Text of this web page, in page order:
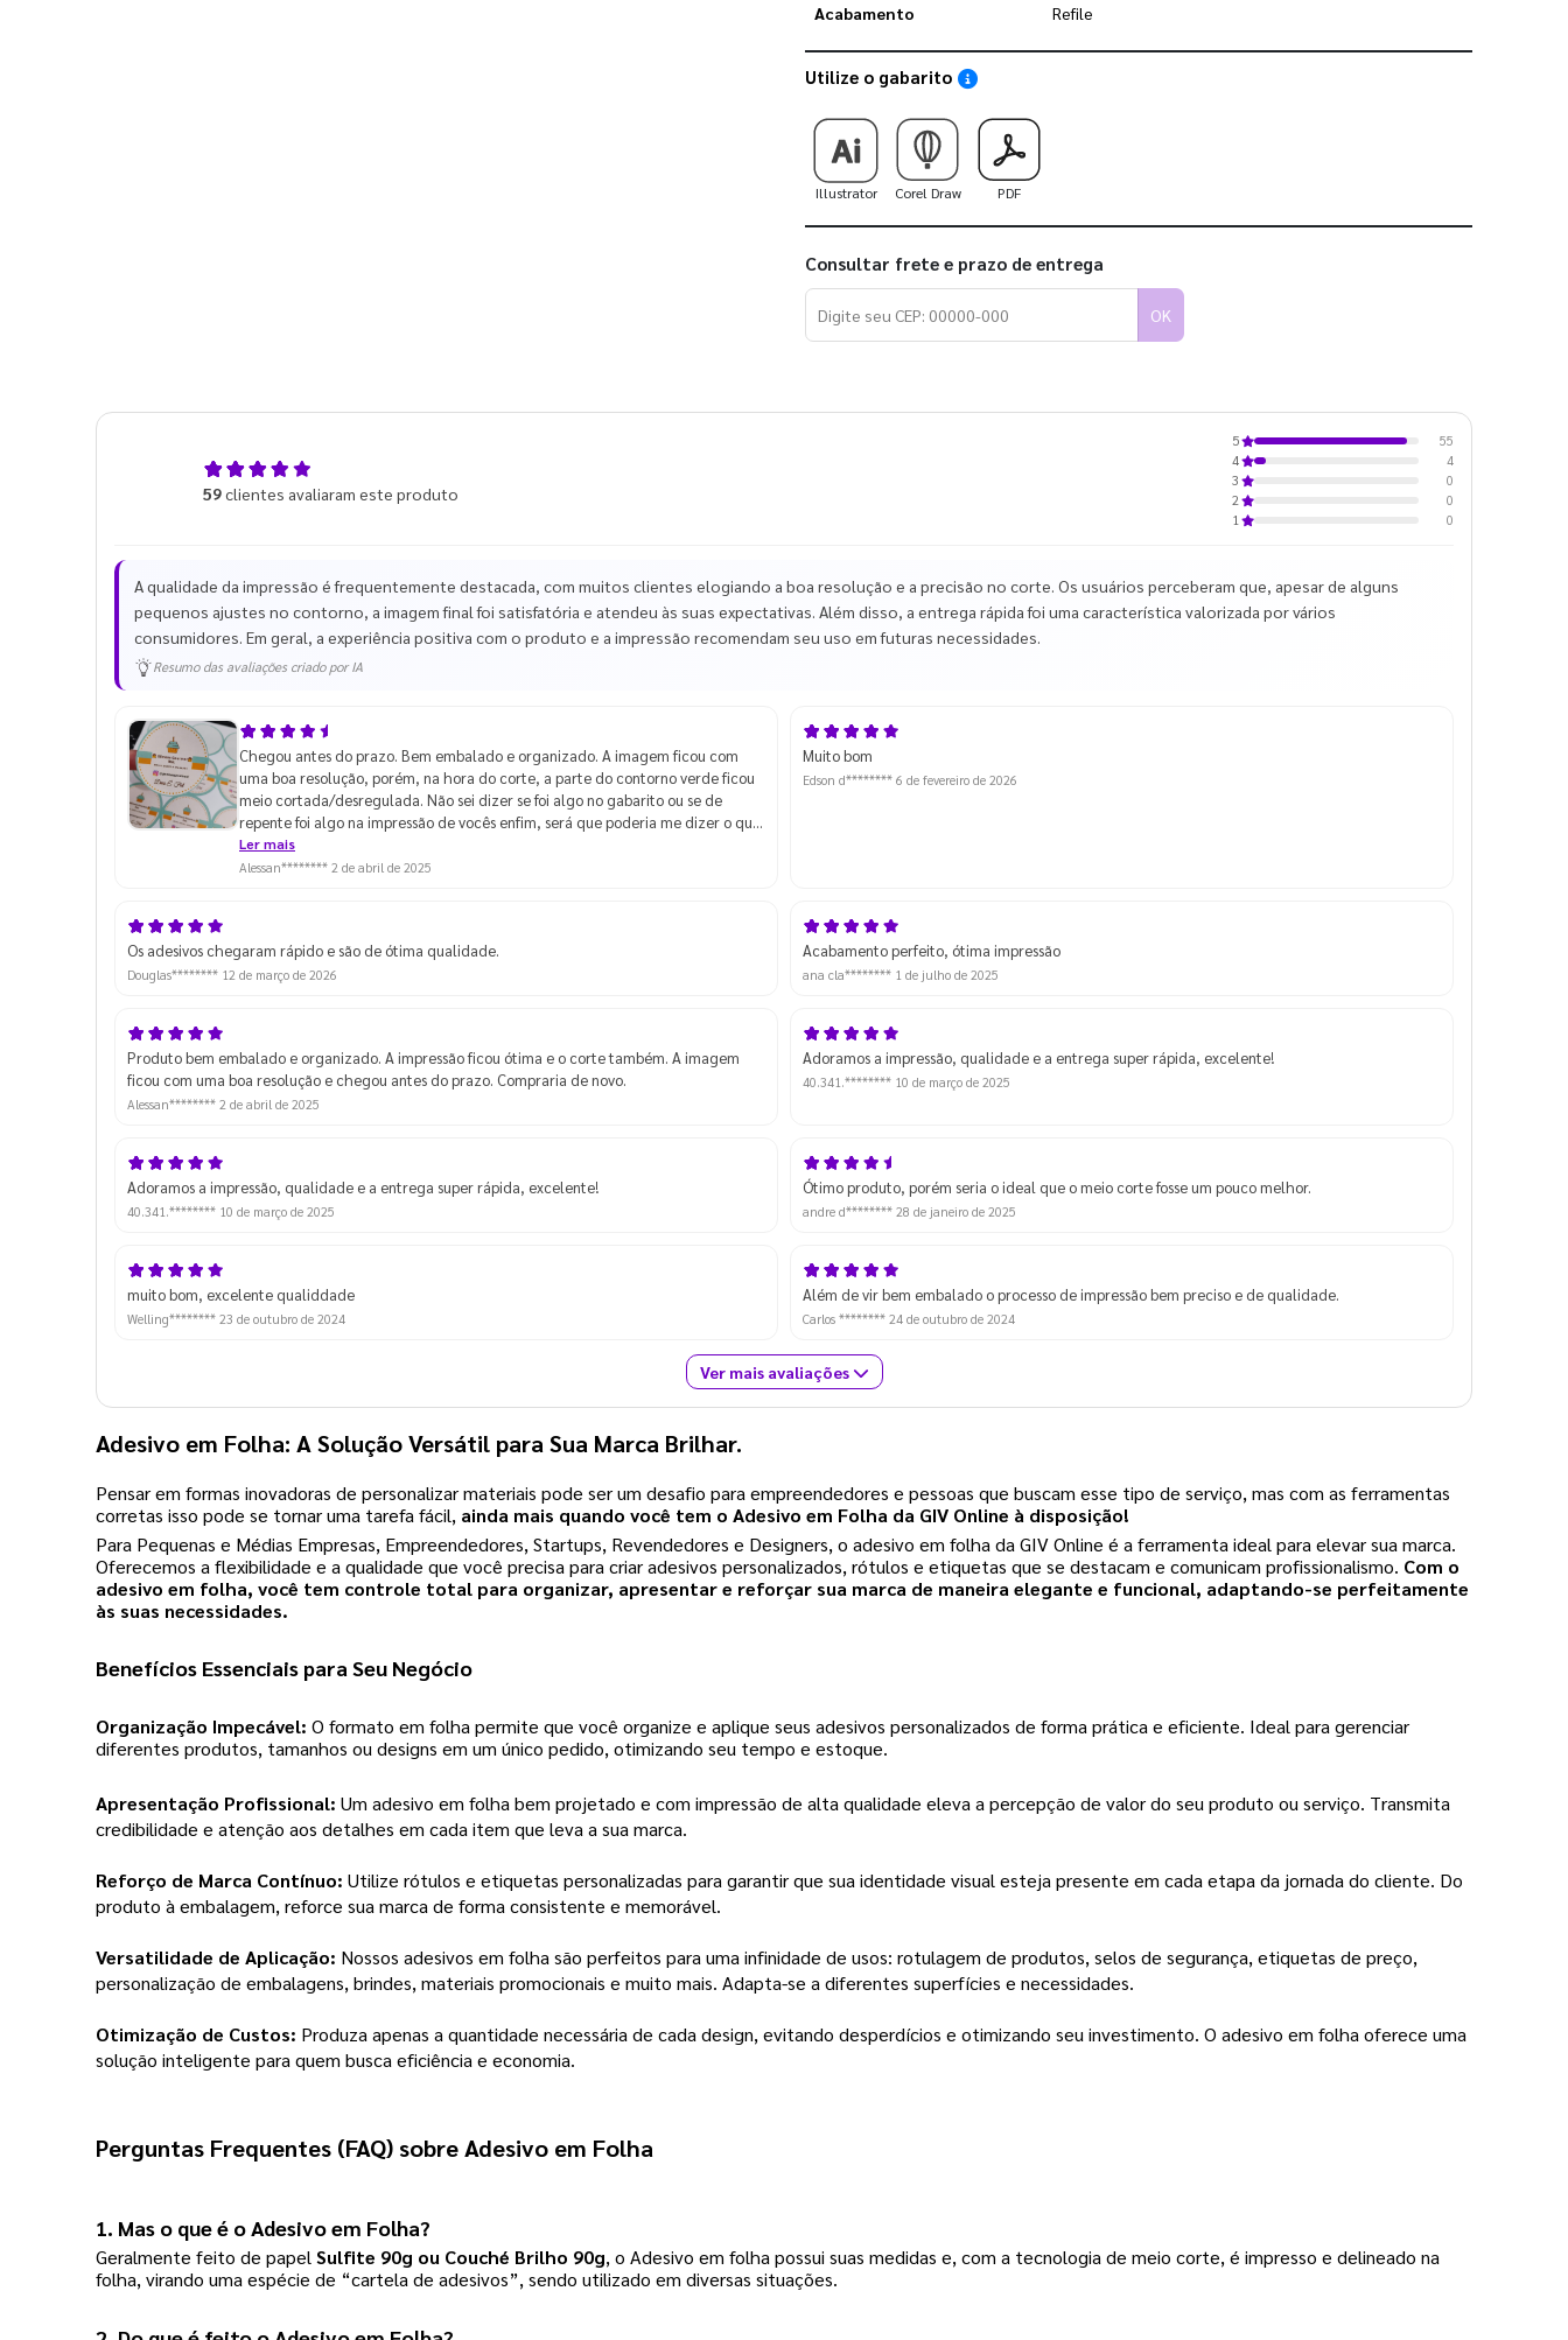
Acabamento Refile
Utilize o gabarito Saiba como utilizar os nossos gabaritos
Illustrator Corel Draw PDF
Consultar frete e prazo de entrega
OK
59clientes avaliaram este produto
5
55
4
4
3
0
2
0
1
0
A qualidade da impressão é frequentemente destacada, com muitos clientes elogiando a boa resolução e a precisão no corte. Os usuários perceberam que, apesar de alguns
pequenos ajustes no contorno, a imagem final foi satisfatória e atendeu às suas expectativas. Além disso, a entrega rápida foi uma característica valorizada por vários
consumidores. Em geral, a experiência positiva com o produto e a impressão recomendam seu uso em futuras necessidades.
Resumo das avaliações criado por IA
Chegou antes do prazo. Bem embalado e organizado. A imagem ficou com
uma boa resolução, porém, na hora do corte, a parte do contorno verde ficou
meio cortada/desregulada. Não sei dizer se foi algo no gabarito ou se de
repente foi algo na impressão de vocês enfim, será que poderia me dizer o que
pode ter acontecido, me dar alguma dica? De qualquer modo ainda sim
compraria novamente pois são ajustes que podemos melhorar. Mas apesar
Ler mais
Alessan******** 2 de abril de 2025
Muito bom
Edson d******** 6 de fevereiro de 2026
Os adesivos chegaram rápido e são de ótima qualidade.
Douglas******** 12 de março de 2026
Acabamento perfeito, ótima impressão
ana cla******** 1 de julho de 2025
Produto bem embalado e organizado. A impressão ficou ótima e o corte também. A imagem
ficou com uma boa resolução e chegou antes do prazo. Compraria de novo.
Alessan******** 2 de abril de 2025
Adoramos a impressão, qualidade e a entrega super rápida, excelente!
40.341.******** 10 de março de 2025
Adoramos a impressão, qualidade e a entrega super rápida, excelente!
40.341.******** 10 de março de 2025
Ótimo produto, porém seria o ideal que o meio corte fosse um pouco melhor.
andre d******** 28 de janeiro de 2025
muito bom, excelente qualiddade
Welling******** 23 de outubro de 2024
Além de vir bem embalado o processo de impressão bem preciso e de qualidade.
Carlos ******** 24 de outubro de 2024
Ver mais avaliações
Adesivo em Folha: A Solução Versátil para Sua Marca Brilhar.
Pensar em formas inovadoras de personalizar materiais pode ser um desafio para empreendedores e pessoas que buscam esse tipo de serviço, mas com as ferramentas
corretas isso pode se tornar uma tarefa fácil, ainda mais quando você tem o Adesivo em Folha da GIV Online à disposição!
Para Pequenas e Médias Empresas, Empreendedores, Startups, Revendedores e Designers, o adesivo em folha da GIV Online é a ferramenta ideal para elevar sua marca.
Oferecemos a flexibilidade e a qualidade que você precisa para criar adesivos personalizados, rótulos e etiquetas que se destacam e comunicam profissionalismo. Com o
adesivo em folha, você tem controle total para organizar, apresentar e reforçar sua marca de maneira elegante e funcional, adaptando-se perfeitamente
às suas necessidades.
Benefícios Essenciais para Seu Negócio
Organização Impecável: O formato em folha permite que você organize e aplique seus adesivos personalizados de forma prática e eficiente. Ideal para gerenciar
diferentes produtos, tamanhos ou designs em um único pedido, otimizando seu tempo e estoque.
Apresentação Profissional: Um adesivo em folha bem projetado e com impressão de alta qualidade eleva a percepção de valor do seu produto ou serviço. Transmita
credibilidade e atenção aos detalhes em cada item que leva a sua marca.
Reforço de Marca Contínuo: Utilize rótulos e etiquetas personalizadas para garantir que sua identidade visual esteja presente em cada etapa da jornada do cliente. Do
produto à embalagem, reforce sua marca de forma consistente e memorável.
Versatilidade de Aplicação: Nossos adesivos em folha são perfeitos para uma infinidade de usos: rotulagem de produtos, selos de segurança, etiquetas de preço,
personalização de embalagens, brindes, materiais promocionais e muito mais. Adapta-se a diferentes superfícies e necessidades.
Otimização de Custos: Produza apenas a quantidade necessária de cada design, evitando desperdícios e otimizando seu investimento. O adesivo em folha oferece uma
solução inteligente para quem busca eficiência e economia.
Perguntas Frequentes (FAQ) sobre Adesivo em Folha
1. Mas o que é o Adesivo em Folha?
Geralmente feito de papel Sulfite 90g ou Couché Brilho 90g, o Adesivo em folha possui suas medidas e, com a tecnologia de meio corte, é impresso e delineado na
folha, virando uma espécie de “cartela de adesivos”, sendo utilizado em diversas situações.